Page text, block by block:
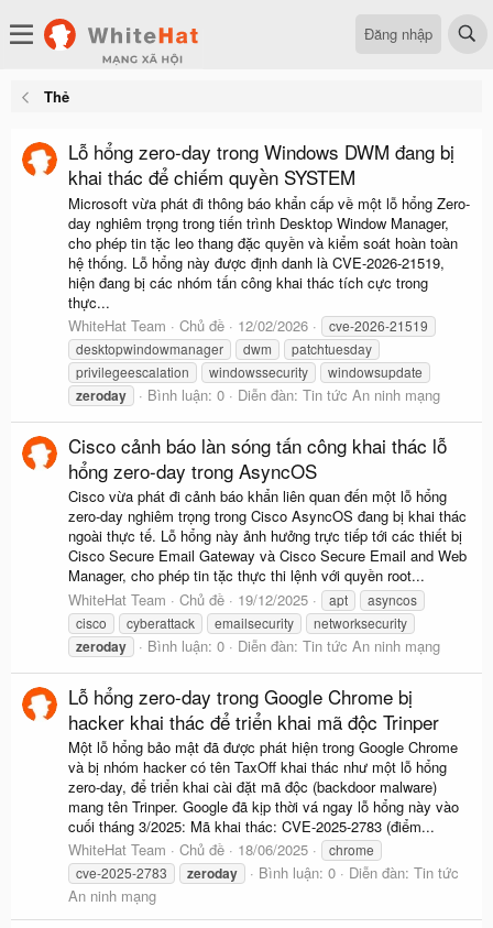
Đăng nhập
Thẻ
Lỗ hổng zero-day trong Windows DWM đang bị
khai thác để chiếm quyền SYSTEM
Microsoft vừa phát đi thông báo khẩn cấp về một lỗ hổng Zero-
day nghiêm trọng trong tiến trình Desktop Window Manager,
cho phép tin tặc leo thang đặc quyền và kiểm soát hoàn toàn
hệ thống. Lỗ hổng này được định danh là CVE-2026-21519,
hiện đang bị các nhóm tấn công khai thác tích cực trong
thực...
WhiteHat Team
Chủ đề 12/02/2026
cve-2026-21519
desktopwindowmanager
dwm
patchtuesday
privilegeescalation
windowssecurity windowsupdate
zeroday Bình luận: 0 Diễn đàn: Tin tức An ninh mạng
Cisco cảnh báo làn sóng tấn công khai thác lỗ
hổng zero-day trong AsyncOS
Cisco vừa phát đi cảnh báo khẩn liên quan đến một lỗ hổng
zero-day nghiêm trọng trong Cisco AsyncOS đang bị khai thác
ngoài thực tế. Lỗ hổng này ảnh hưởng trực tiếp tới các thiết bị
Cisco Secure Email Gateway và Cisco Secure Email and Web
Manager, cho phép tin tặc thực thi lệnh với quyền root...
WhiteHat Team
Chủ đề 19/12/2025 apt
asyncos
cisco
cyberattack emailsecurity networksecurity
zeroday Bình luận: 0 Diễn đàn: Tin tức An ninh mạng
Lỗ hổng zero-day trong Google Chrome bị
hacker khai thác để triển khai mã độc Trinper
Một lỗ hổng bảo mật đã được phát hiện trong Google Chrome
và bị nhóm hacker có tên TaxOff khai thác như một lỗ hổng
zero-day, để triển khai cài đặt mã độc (backdoor malware)
mang tên Trinper. Google đã kịp thời vá ngay lỗ hổng này vào
cuối tháng 3/2025: Mã khai thác: CVE-2025-2783 (điểm...
WhiteHat Team
Chủ đề 18/06/2025
chrome
cve-2025-2783
zeroday Bình luận: 0 Diễn đàn: Tin tức
An ninh mạng